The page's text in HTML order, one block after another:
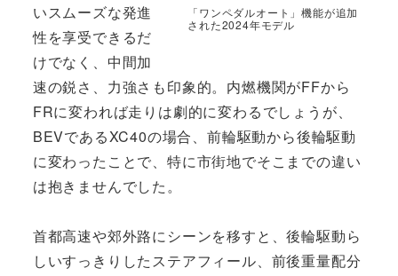
「ワンペダルオート」機能が追加
された2024年モデル
いスムーズな発進
性を享受できるだ
けでなく、中間加
速の鋭さ、力強さも印象的。内燃機関がFFから
FRに変われば走りは劇的に変わるでしょうが、
BEVであるXC40の場合、前輪駆動から後輪駆動
に変わったことで、特に市街地でそこまでの違い
は抱きませんでした。
首都高速や郊外路にシーンを移すと、後輪駆動ら
しいすっきりしたステアフィール、前後重量配分